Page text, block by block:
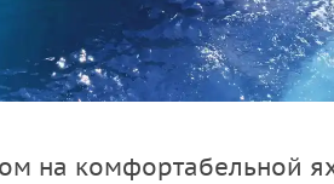
на комфортабельной